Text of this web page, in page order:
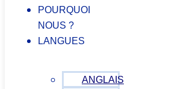
POURQUOI
NOUS ?
LANGUES
ANGLAIS